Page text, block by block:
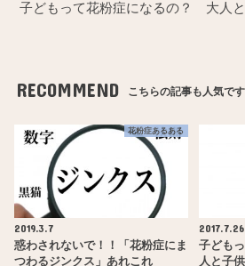
子どもって花粉症になるの？ 大人
RECOMMEND こちらの記事も人気です
花粉症あるある
2019.3.7
惑わされないで！！「花粉症にま
つわるジンクス」あれこれ
2017.7.26
子ども
人と子